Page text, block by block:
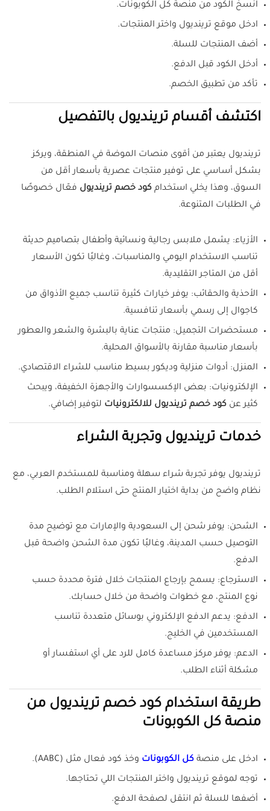
انسخ الكود من منصة كل الكوبونات.
ادخل موقع ترينديول واختر المنتجات.
أضف المنتجات للسلة.
أدخل الكود قبل الدفع.
تأكد من تطبيق الخصم.
اكتشف أقسام ترينديول بالتفصيل
ترينديول يعتبر من أقوى منصات الموضة في المنطقة، ويركز
بشكل أساسي على توفير منتجات عصرية بأسعار أقل من
السوق، وهذا يخلي استخدام كود خصم ترينديول فعّال خصوصًا
في الطلبات المتنوعة.
الأزياء: يشمل ملابس رجالية ونسائية وأطفال بتصاميم حديثة
تناسب الاستخدام اليومي والمناسبات، وغالبًا تكون الأسعار
أقل من المتاجر التقليدية.
الأحذية والحقائب: يوفر خيارات كثيرة تناسب جميع الأذواق من
كاجوال إلى رسمي بأسعار تنافسية.
مستحضرات التجميل: منتجات عناية بالبشرة والشعر والعطور
بأسعار مناسبة مقارنة بالأسواق المحلية.
المنزل: أدوات منزلية وديكور بسيط مناسب للشراء الاقتصادي.
الإلكترونيات: بعض الإكسسوارات والأجهزة الخفيفة، ويبحث
كثير عن كود خصم ترينديول للالكترونيات لتوفير إضافي.
خدمات ترينديول وتجربة الشراء
ترينديول يوفر تجربة شراء سهلة ومناسبة للمستخدم العربي، مع
نظام واضح من بداية اختيار المنتج حتى استلام الطلب.
الشحن: يوفر شحن إلى السعودية والإمارات مع توضيح مدة
التوصيل حسب المدينة، وغالبًا تكون مدة الشحن واضحة قبل
الدفع.
الاسترجاع: يسمح بإرجاع المنتجات خلال فترة محددة حسب
نوع المنتج، مع خطوات واضحة من خلال حسابك.
الدفع: يدعم الدفع الإلكتروني بوسائل متعددة تناسب
المستخدمين في الخليج.
الدعم: يوفر مركز مساعدة كامل للرد على أي استفسار أو
مشكلة أثناء الطلب.
طريقة استخدام كود خصم ترينديول من
منصة كل الكوبونات
ادخل على منصة كل الكوبونات وخذ كود فعال مثل (AABC).
توجه لموقع ترينديول واختر المنتجات اللي تحتاجها.
أضفها للسلة ثم انتقل لصفحة الدفع.